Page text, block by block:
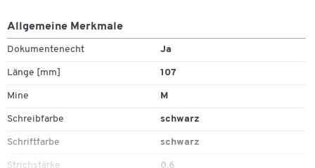
Allgemeine Merkmale
Dokumentenecht Ja
Länge [mm] 107
Mine M
Schreibfarbe schwarz
Schriftfarbe schwarz
Strichstärke 0,6